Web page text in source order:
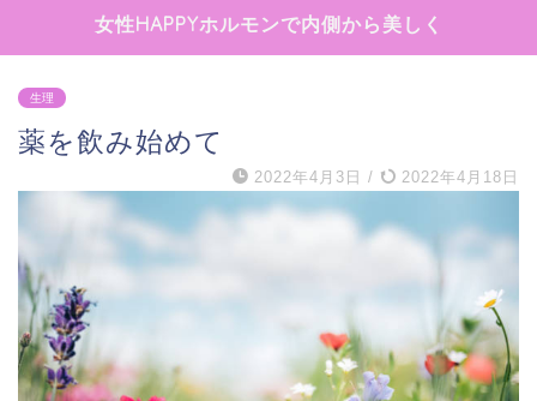
女性HAPPYホルモンで内側から美しく
生理
薬を飲み始めて
2022年4月3日 / 2022年4月18日